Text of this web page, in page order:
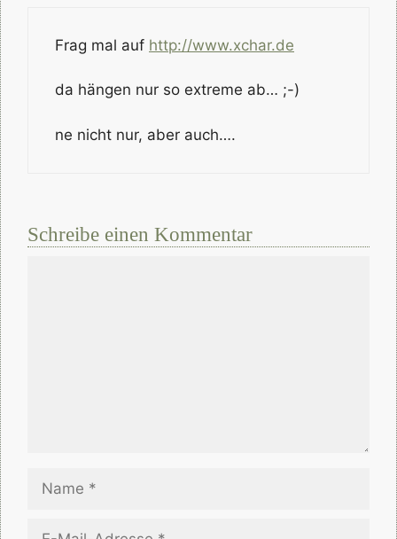
Frag mal auf http://www.xchar.de
da hängen nur so extreme ab… ;-)
ne nicht nur, aber auch….
Schreibe einen Kommentar
Name